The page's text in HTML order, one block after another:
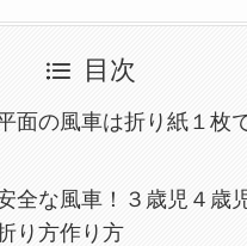
目次
面の風車は折り紙１枚
全な風車！３歳児４歳
り方作り方